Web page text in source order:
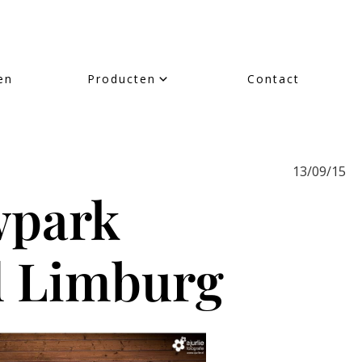
Producten Contact
13/09/15
Limburg